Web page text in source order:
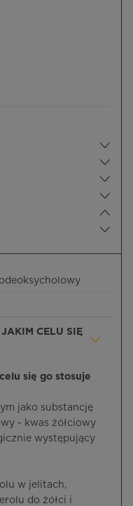
CELU SIĘ
się go stosuje
jako substancję
- kwas żółciowy
występujący
w jelitach,
do żółci i